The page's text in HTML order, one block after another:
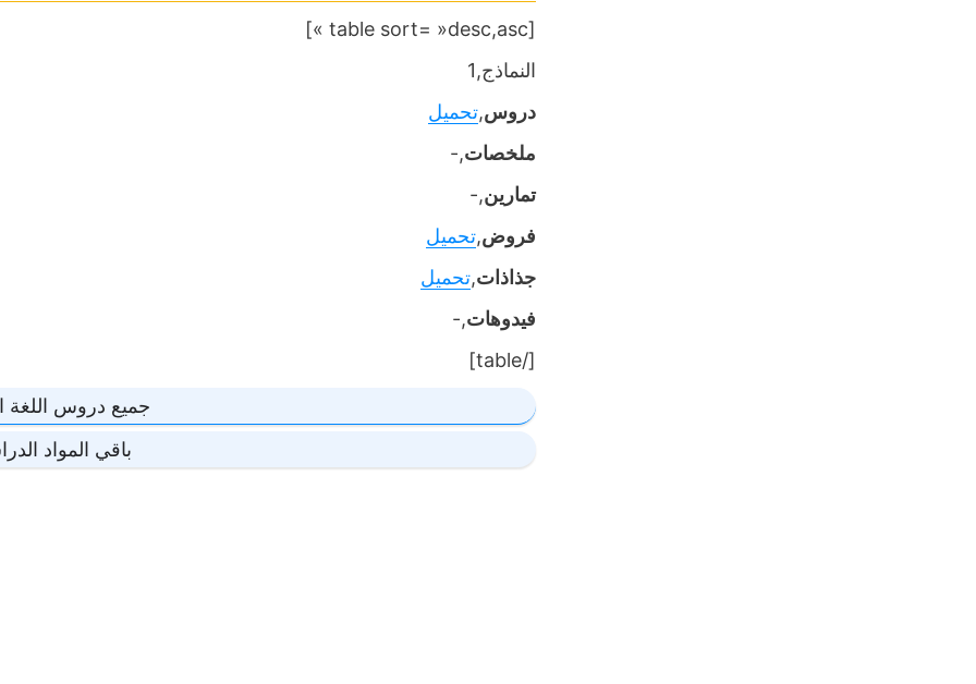
[table sort= »desc,asc »]
النماذج,1
دروس,تحميل
ملخصات,-
تمارين,-
فروض,تحميل
جذاذات,تحميل
فيدوهات,-
[/table]
جميع دروس اللغة
باقي المواد